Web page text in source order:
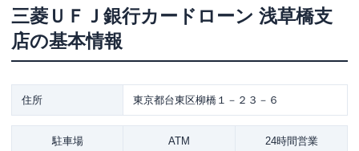
三菱ＵＦＪ銀行カードローン 浅草橋支
店の基本情報
住所 東京都台東区柳橋１－２３－６
駐車場 ATM 24時間営業